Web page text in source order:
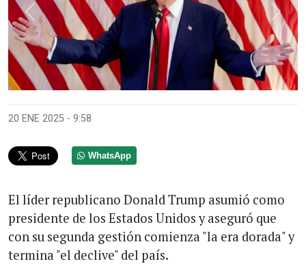
Anterior
20 ENE 2025 - 9:58
WhatsApp
El líder republicano Donald Trump asumió como
presidente de los Estados Unidos y aseguró que
con su segunda gestión comienza "la era dorada" y
termina "el declive" del país.